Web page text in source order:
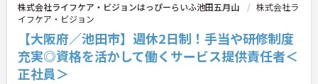
株式会社ライフケア・ビジョンはっぴーらいふ池田五月山
株式会社ラ
イフケア・ビジョン
【大阪府／池田市】週休2日制！手当や研修制度
充実◎資格を活かして働くサービス提供責任者＜
正社員＞